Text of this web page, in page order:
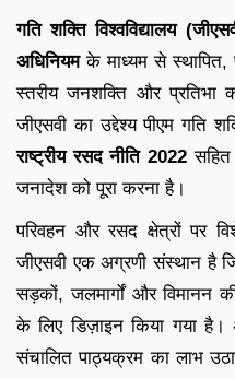
गति शक्ति विश्वविद्यालय
अधिनियमके माध्यम से स्थापित,
स्तरीय जनशक्ति और प्रतिभा
जीएसवी का उद्देश्य पीएम गति
राष्ट्रीय रसद नीति 2022
जनादेश को पूरा करना है।
परिवहन और रसद क्षेत्रों पर
जीएसवी एक अग्रणी संस्थान है
सड़कों, जलमार्गों और विमानन
के लिए डिज़ाइन किया गया है।
संचालित पाठ्यक्रम का लाभ